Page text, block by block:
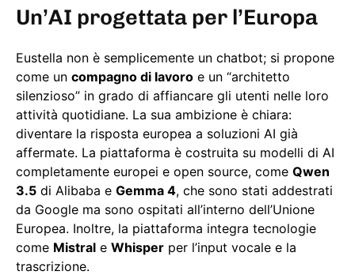
Un’AI progettata per l’Europa
Eustella non è semplicemente un chatbot; si propone
come un compagno di lavoro e un “architetto
silenzioso” in grado di affiancare gli utenti nelle loro
attività quotidiane. La sua ambizione è chiara:
diventare la risposta europea a soluzioni AI già
affermate. La piattaforma è costruita su modelli di AI
completamente europei e open source, come Qwen
3.5 di Alibaba e Gemma 4, che sono stati addestrati
da Google ma sono ospitati all’interno dell’Unione
Europea. Inoltre, la piattaforma integra tecnologie
come Mistral e Whisper per l’input vocale e la
trascrizione.